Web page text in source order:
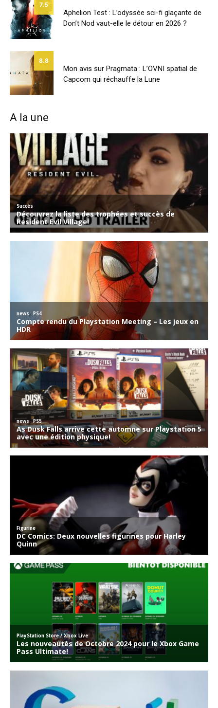
7.5
Aphelion Test : L’odyssée sci-fi glaçante de
Don’t Nod vaut-elle le détour en 2026 ?
8.8
Mon avis sur Pragmata : L’OVNI spatial de
Capcom qui réchauffe la Lune
A la une